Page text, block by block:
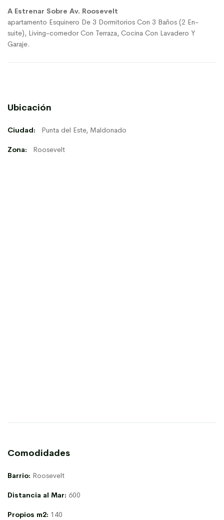
A Estrenar Sobre Av. Roosevelt
apartamento Esquinero De 3 Dormitorios Con 3 Baños (2 En-
suite), Living-comedor Con Terraza, Cocina Con Lavadero Y
Garaje.
Ubicación
Ciudad: Punta del Este, Maldonado
Zona: Roosevelt
Comodidades
Barrio: Roosevelt
Distancia al Mar: 600
Propios m2: 140